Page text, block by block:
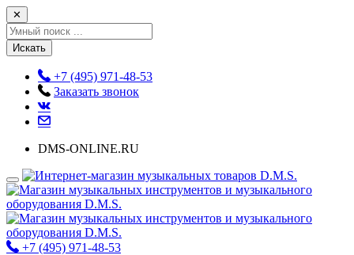
✕
Искать
+7 (495) 971-48-53
Заказать звонок
DMS-ONLINE.RU
+7 (495) 971-48-53